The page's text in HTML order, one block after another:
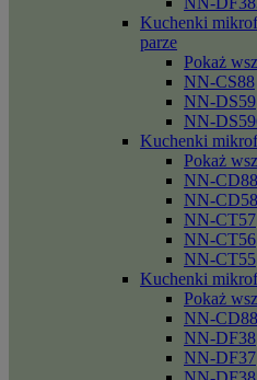
Kuchenki
parze
Pokaż
NN-CS88
NN-DS59
NN-
Kuchenki
Pokaż
NN-CD88
NN-CD58
NN-CT57
NN-CT56
NN-CT55
Kuchenki
Pokaż
NN-CD88
NN-DF38
NN-DF37